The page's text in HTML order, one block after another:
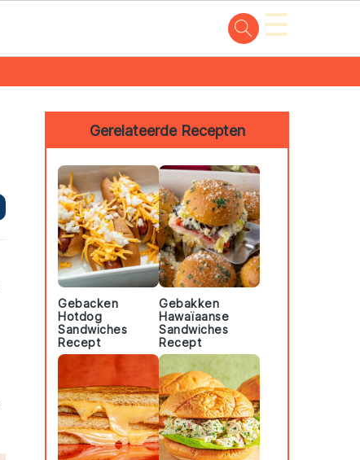
☰
Primary
Sidebar
Gerelateerde Recepten
Gebacken
Hotdog
Sandwiches
Recept
Gebakken
Hawaïaanse
Sandwiches
Recept